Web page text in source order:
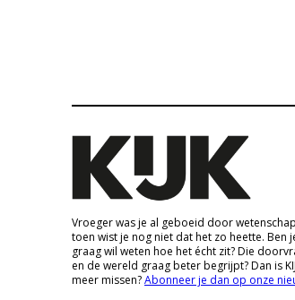
Vroeger was je al geboeid door
toen wist je nog niet dat het zo heette. Ben
graag wil weten hoe het écht zit? Die
en de wereld graag beter begrijpt? Dan is
meer missen?Abonneer je dan op onze